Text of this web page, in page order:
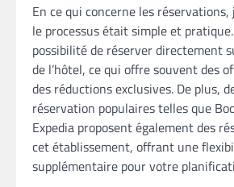
En ce qui concerne les réservations,
le processus était simple et
possibilité de réserver directement
de l’hôtel, ce qui offre souvent des
des réductions exclusives. De plus,
réservation populaires telles que
Expedia proposent également des
cet établissement, offrant une
supplémentaire pour votre